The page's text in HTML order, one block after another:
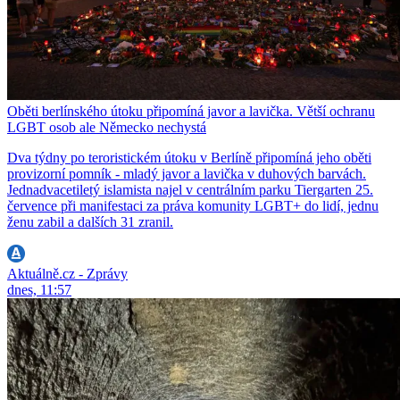
Oběti berlínského útoku připomíná javor a lavička. Větší ochranu
LGBT osob ale Německo nechystá
Dva týdny po teroristickém útoku v Berlíně připomíná jeho oběti
provizorní pomník - mladý javor a lavička v duhových barvách.
Jednadvacetiletý islamista najel v centrálním parku Tiergarten 25.
července při manifestaci za práva komunity LGBT+ do lidí, jednu
ženu zabil a dalších 31 zranil.
Aktuálně.cz - Zprávy
dnes, 11:57